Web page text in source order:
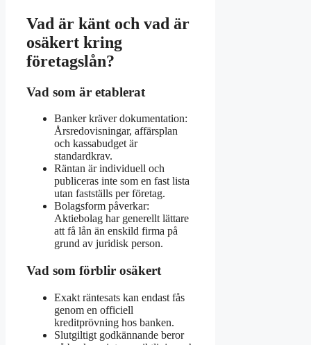
Vad är känt och vad är
osäkert kring
företagslån?
Vad som är etablerat
Banker kräver dokumentation:
Årsredovisningar, affärsplan
och kassabudget är
standardkrav.
Räntan är individuell och
publiceras inte som en fast lista
utan fastställs per företag.
Bolagsform påverkar:
Aktiebolag har generellt lättare
att få lån än enskild firma på
grund av juridisk person.
Vad som förblir osäkert
Exakt räntesats kan endast fås
genom en officiell
kreditprövning hos banken.
Slutgiltigt godkännande beror